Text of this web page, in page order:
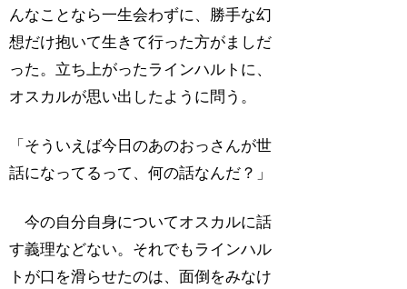
んなことなら一生会わずに、勝手な幻
想だけ抱いて生きて行った方がましだ
った。立ち上がったラインハルトに、
オスカルが思い出したように問う。
「そういえば今日のあのおっさんが世
話になってるって、何の話なんだ？」
今の自分自身についてオスカルに話
す義理などない。それでもラインハル
トが口を滑らせたのは、面倒をみなけ